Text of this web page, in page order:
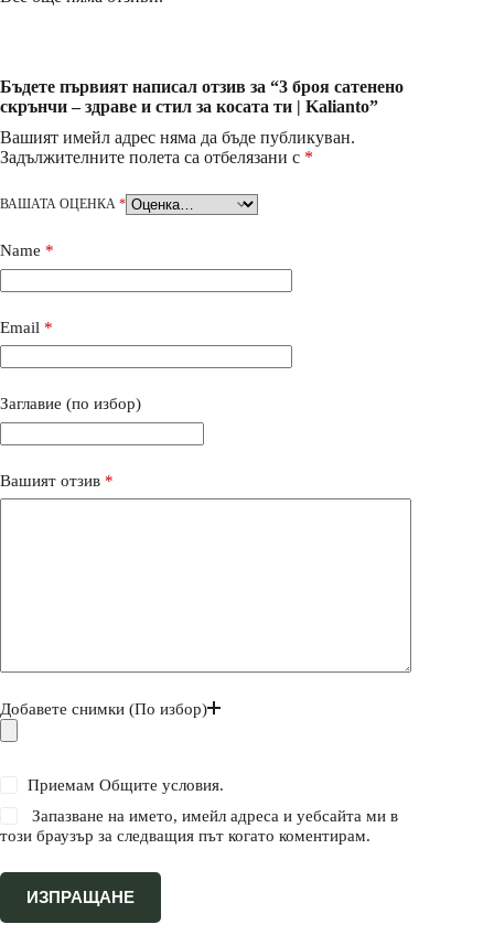
Бъдете първият написал отзив за “3 броя сатенено
скрънчи – здраве и стил за косата ти | Kalianto”
Вашият имейл адрес няма да бъде публикуван.
Задължителните полета са отбелязани с *
ВАШАТА ОЦЕНКА *
Name *
Email *
Заглавие (по избор)
Вашият отзив *
Добавете снимки (По избор)
Приемам Общите условия.
Запазване на името, имейл адреса и уебсайта ми в
този браузър за следващия път когато коментирам.
ИЗПРАЩАНЕ